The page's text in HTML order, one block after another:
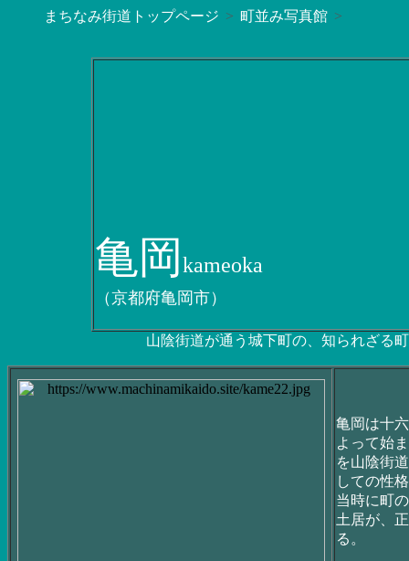
まちなみ街道トップページ 町並み写真館
亀岡 kameoka
（京都府亀岡市）
山陰街道が通う城下町の、知られざる
亀岡は十
よって始
を山陰街
しての性
当時に町
土居が、
る。